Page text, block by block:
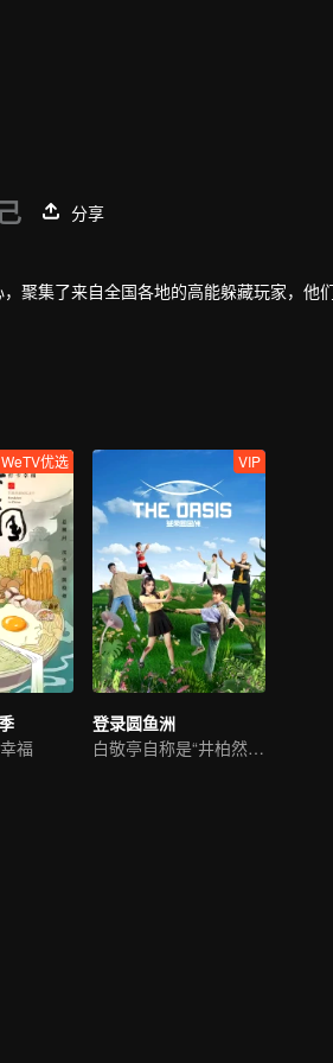
分享
聚集了来自全国各地的高能躲藏玩家，他
WeTV优选
福
VIP
登录圆鱼洲
白敬亭自称是“井柏然”？